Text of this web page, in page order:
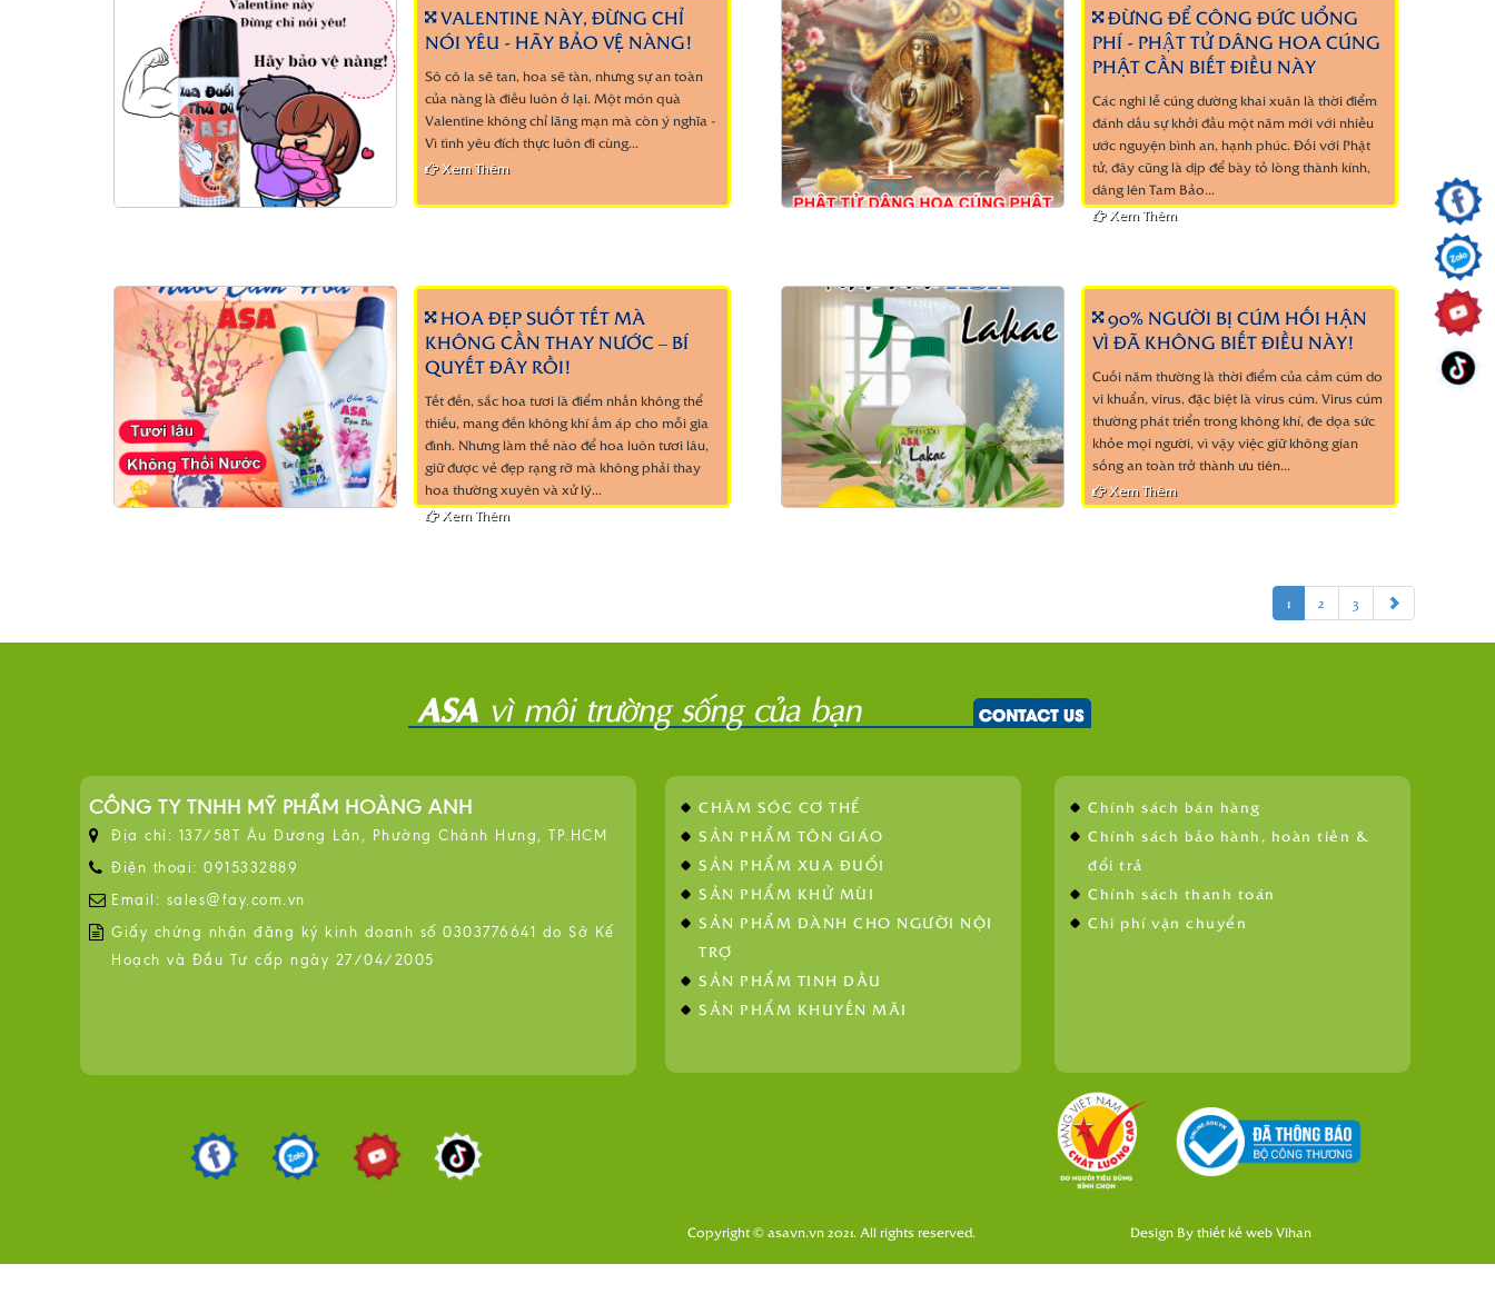
VALENTINE NÀY, ĐỪNG CHỈ
NÓI YÊU - HÃY BẢO VỆ NÀNG!
Sô cô la sẽ tan, hoa sẽ tàn, nhưng sự an toàn
của nàng là điều luôn ở lại. Một món quà
Valentine không chỉ lãng mạn mà còn ý nghĩa -
Vì tình yêu đích thực luôn đi cùng...
Xem Thêm
ĐỪNG ĐỂ CÔNG ĐỨC UỔNG
PHÍ - PHẬT TỬ DÂNG HOA CÚNG
PHẬT CẦN BIẾT ĐIỀU NÀY
Các nghi lễ cúng dường khai xuân là thời điểm
đánh dấu sự khởi đầu một năm mới với nhiều
ước nguyện bình an, hạnh phúc. Đối với Phật
tử, đây cũng là dịp để bày tỏ lòng thành kính,
dâng lên Tam Bảo...
Xem Thêm
HOA ĐẸP SUỐT TẾT MÀ
KHÔNG CẦN THAY NƯỚC – BÍ
QUYẾT ĐÂY RỒI!
Tết đến, sắc hoa tươi là điểm nhấn không thể
thiếu, mang đến không khí ấm áp cho mỗi gia
đình. Nhưng làm thế nào để hoa luôn tươi lâu,
giữ được vẻ đẹp rạng rỡ mà không phải thay
hoa thường xuyên và xử lý...
Xem Thêm
90% NGƯỜI BỊ CÚM HỐI HẬN
VÌ ĐÃ KHÔNG BIẾT ĐIỀU NÀY!
Cuối năm thường là thời điểm của cảm cúm do
vi khuẩn, virus, đặc biệt là virus cúm. Virus cúm
thường phát triển trong không khí, đe dọa sức
khỏe mọi người, vì vậy việc giữ không gian
sống an toàn trở thành ưu tiên...
Xem Thêm
1 2 3
CÔNG TY TNHH MỸ PHẨM HOÀNG ANH
Địa chỉ: 137/58T Âu Dương Lân, Phường Chánh Hưng, TP.HCM
Điện thoại: 0915332889
Email: sales@fay.com.vn
Giấy chứng nhận đăng ký kinh doanh số 0303776641 do Sở Kế
Hoạch và Đầu Tư cấp ngày 27/04/2005
CHĂM SÓC CƠ THỂ
SẢN PHẨM TÔN GIÁO
SẢN PHẨM XUA ĐUỔI
SẢN PHẨM KHỬ MÙI
SẢN PHẨM DÀNH CHO NGƯỜI NỘI
TRỢ
SẢN PHẨM TINH DẦU
SẢN PHẨM KHUYẾN MÃI
Chính sách bán hàng
Chính sách bảo hành, hoàn tiền &
đổi trả
Chính sách thanh toán
Chi phí vận chuyển
Copyright © asavn.vn 2021. All rights reserved. Design Bythiết kế webVihan